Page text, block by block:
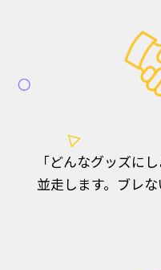
「どんなグッズに
並走します。ブレ